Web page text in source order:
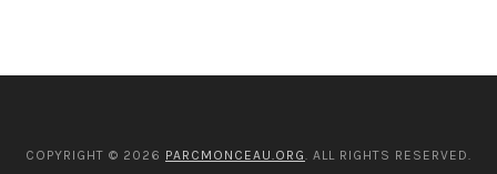
COPYRIGHT © 2026 PARCMONCEAU.ORG. ALL RIGHTS RESERVED.